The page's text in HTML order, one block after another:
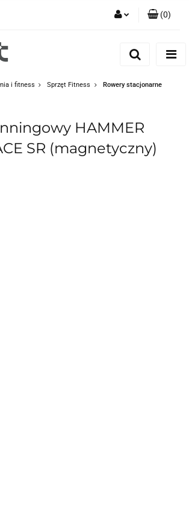
Dodaj zgłoszenie
(0)
i fitness Sprzęt Fitness Rowery stacjonarne
HAMMER
SR (magnetyczny)